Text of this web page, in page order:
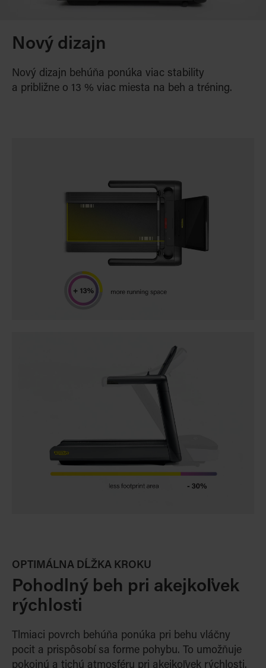
Nový dizajn
Nový dizajn behúňa ponúka viac stability
a približne o 13 % viac miesta na beh a tréning.
OPTIMÁLNA DĹŽKA KROKU
Pohodlný beh pri akejkoľvek
rýchlosti
Tlmiaci povrch behúňa ponúka pri behu vláčny
pocit a prispôsobí sa forme pohybu. To umožňuje
pokojnú a tichú atmosféru pri akejkoľvek rýchlosti.